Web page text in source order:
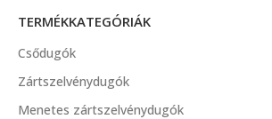
TERMÉKKATEGÓRIÁK
Csődugók
Zártszelvénydugók
Menetes zártszelvénydugók